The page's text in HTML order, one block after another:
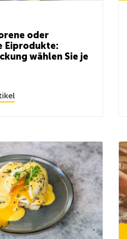
oder
Eiprodukte:
wählen Sie je